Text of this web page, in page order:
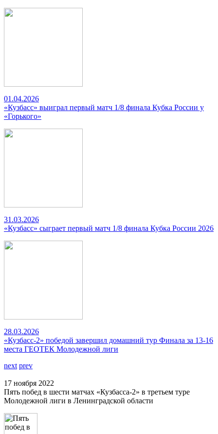
01.04.2026
«Кузбасс» выиграл первый матч 1/8 финала Кубка России у
«Горького»
31.03.2026
«Кузбасс» сыграет первый матч 1/8 финала Кубка России 2026
28.03.2026
«Кузбасс-2» победой завершил домашний тур Финала за 13-16
места ГЕОТЕК Молодежной лиги
next prev
17 ноября 2022
Пять побед в шести матчах «Кузбасса-2» в третьем туре
Молодежной лиги в Ленинградской области